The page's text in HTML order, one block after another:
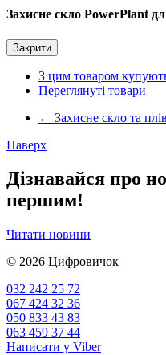
Захисне скло PowerPlant
Закрити
З цим товаром
Переглянуті товари
← Захисне скло та
Наверх
Дізнавайся про
першим!
Читати новини
© 2026 Цифровичок
032 242 25 72
067 424 32 36
050 833 43 83
063 459 37 44
Написати у Viber